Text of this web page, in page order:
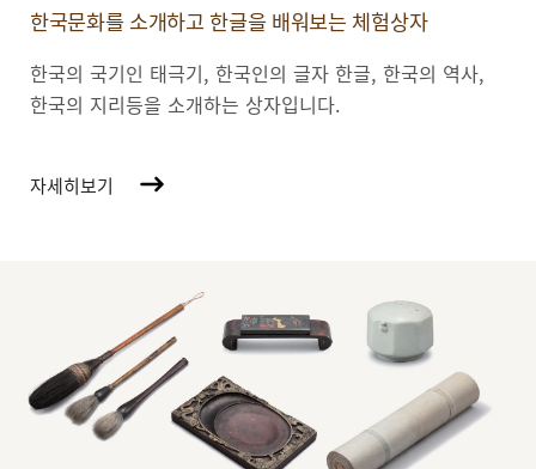
한국문화를 소개하고 한글을 배워보는 체험상자
한국의 국기인 태극기, 한국인의 글자 한글, 한국의 역사,
한국의 지리등을 소개하는 상자입니다.
자세히보기